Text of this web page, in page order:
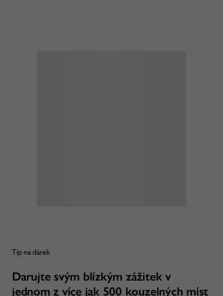
Tip na dárek
Darujte svým blízkým zážitek v
jednom z více jak 500 kouzelných míst